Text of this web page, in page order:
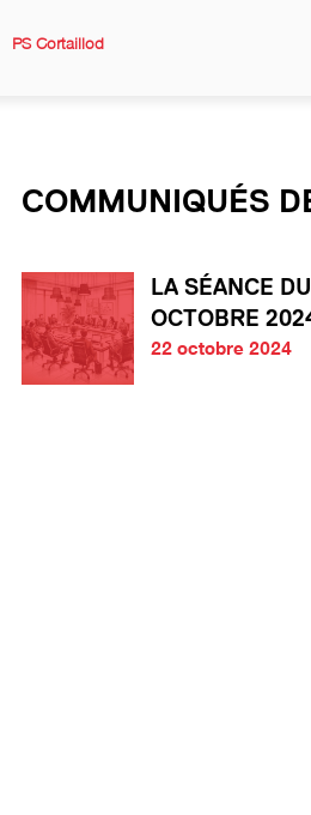
PS Cortaillod
COMMUNIQUÉS
LA SÉANCE
OCTOBRE
22 octobre 2024